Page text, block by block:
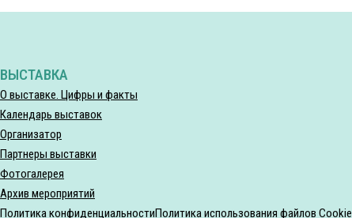
ВЫСТАВКА
О выставке. Цифры и факты
Календарь выставок
Организатор
Партнеры выставки
Фотогалерея
Архив мероприятий
Политика конфиденциальностиПолитика использования файлов Cookie